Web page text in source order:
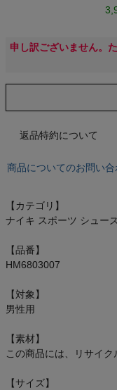
ビジネス
オン On
スポーツマリオTOP
申し訳ございません。
返品特約について
商品についてのお問い合
【カテゴリ】
ナイキ スポーツ シュー
【品番】
HM6803007
【対象】
男性用
【素材】
この商品には、リサイ
【サイズ】